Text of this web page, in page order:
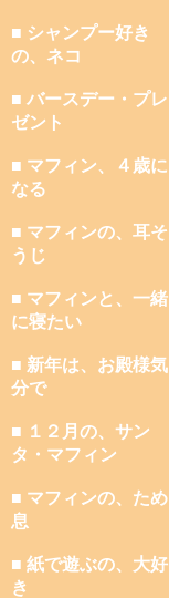
■ シャンプー好き
の、ネコ
■ バースデー・プレ
ゼント
■ マフィン、４歳に
なる
■ マフィンの、耳そ
うじ
■ マフィンと、一緒
に寝たい
■ 新年は、お殿様気
分で
■ １２月の、サン
タ・マフィン
■ マフィンの、ため
息
■ 紙で遊ぶの、大好
き